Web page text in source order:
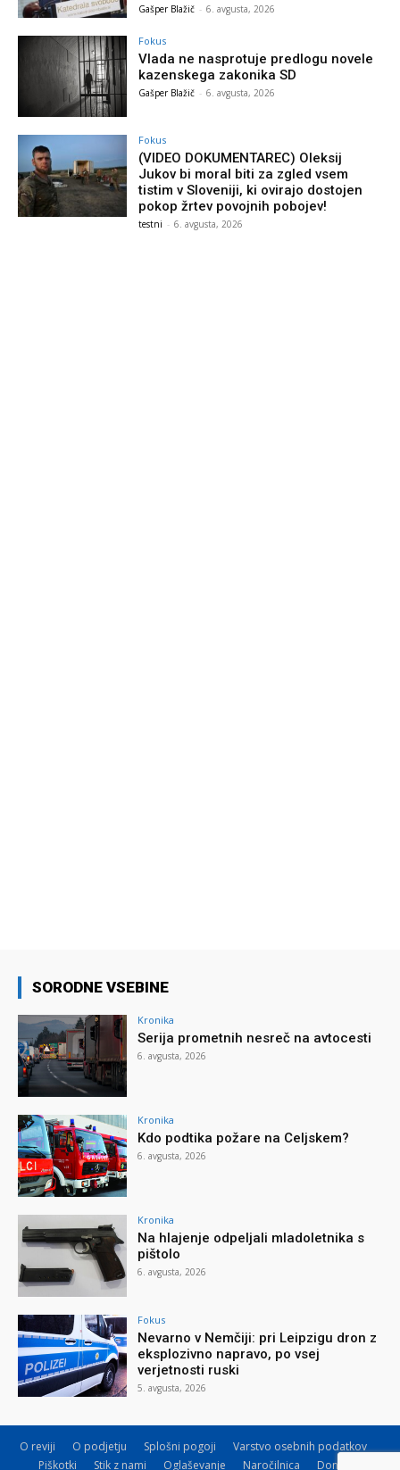
Gašper Blažič - 6. avgusta, 2026
Fokus
Vlada ne nasprotuje predlogu novele
kazenskega zakonika SD
Gašper Blažič - 6. avgusta, 2026
Fokus
(VIDEO DOKUMENTAREC) Oleksij
Jukov bi moral biti za zgled vsem
tistim v Sloveniji, ki ovirajo dostojen
pokop žrtev povojnih pobojev!
testni - 6. avgusta, 2026
SORODNE VSEBINE
Kronika
Serija prometnih nesreč na avtocesti
6. avgusta, 2026
Kronika
Kdo podtika požare na Celjskem?
6. avgusta, 2026
Kronika
Na hlajenje odpeljali mladoletnika s
pištolo
6. avgusta, 2026
Fokus
Nevarno v Nemčiji: pri Leipzigu dron z
eksplozivno napravo, po vsej
verjetnosti ruski
5. avgusta, 2026
O reviji O podjetju Splošni pogoji
Varstvo osebnih podatkov
Piškotki
Stik z nami Oglaševanje Naročilnica Donacije